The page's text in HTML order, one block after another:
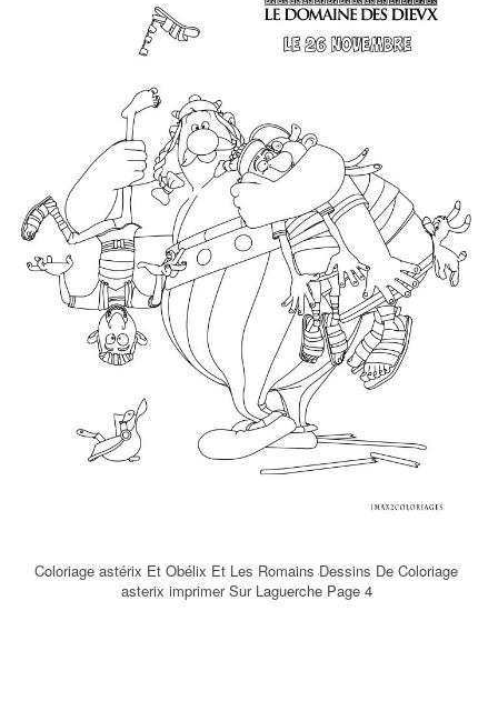
Coloriage astérix Et Obélix Et Les Romains Dessins De Coloriage
asterix imprimer Sur Laguerche Page 4